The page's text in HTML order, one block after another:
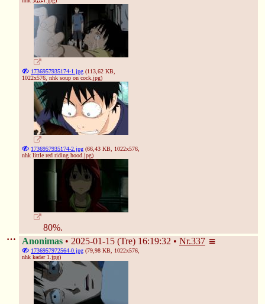
❆
1736957935174-1.jpg (113,62 KB,
1022x576, nhk soup on cock.jpg)
1736957935174-2.jpg (66,43 KB, 1022x576,
nhk little red riding hood.jpg)
80%.
Anonimas
2025-01-15 (Tre) 16:19:32 Nr.337
1736957972564-0.jpg (79,98 KB, 1022x576,
nhk kədər 1.jpg)